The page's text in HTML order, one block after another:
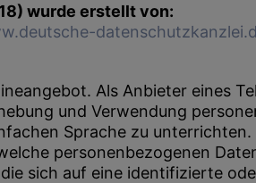
wurde erstellt von:
Als Anbieter eines
und Verwendung
Sprache zu
personenbezogenen
sich auf eine identifizierte